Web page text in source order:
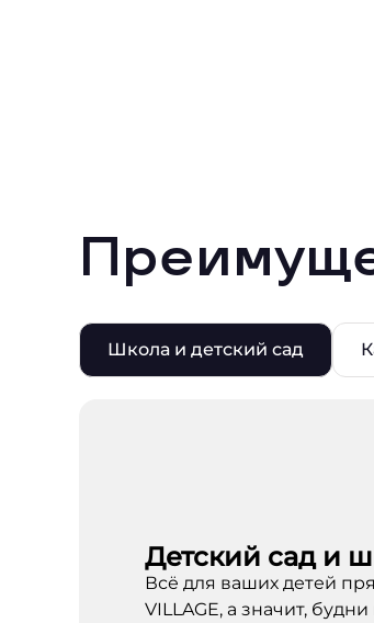
Школа и детский сад
Детский сад и
Всё для ваших детей
VILLAGE, а значит,